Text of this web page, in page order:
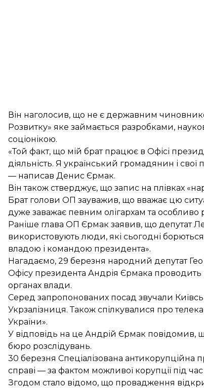
Він наголосив, що не є державним
Розвитку» яке займається разробками,
соціонікою.
«Той факт, що мій брат працює в Офісі
діяльність. Я український громадянин і свої
— написав Денис Єрмак.
Він також стверджує, що запис на плівках
Брат голови ОП зауважив, що вважає цю
дуже заважає певним олігархам та
Раніше глава ОП Єрмак заявив, що депутат
використовують люди, які сьогодні
владою і командою президента».
Нагадаємо, 29 березня народний депутат
Офісу президента Андрія Єрмака
органах влади.
Серед запропонованих посад звучали
Укрзалізниця. Також спілкувалися про
України».
У відповідь на це Андрій Єрмак повідомив,
бюро розслідувань.
30 березня Спеціалізована антикорупційна
справі — за фактом можливої корупції під
Згодом стало відомо, що провадження